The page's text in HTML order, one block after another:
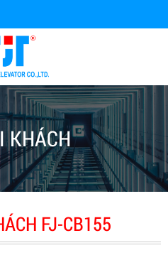
KHÁCH
FJ-CB155